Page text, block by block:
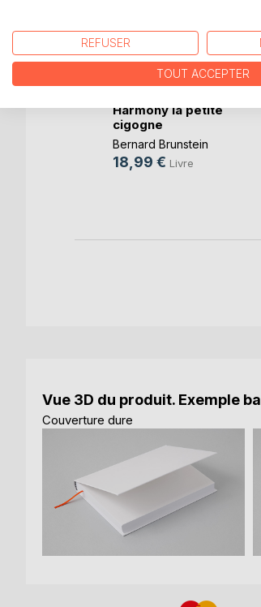
Harmony la petite
cigogne
Bernard Brunstein
18,99 € Livre
Vue 3D du produit. Exemple
Couverture dure
REFUSER
TOUT ACCEPTER